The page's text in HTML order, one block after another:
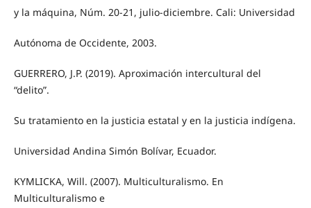
y la máquina, Núm. 20-21, julio-diciembre. Cali: Universidad
Autónoma de Occidente, 2003.
GUERRERO, J.P. (2019). Aproximación intercultural del
“delito”.
Su tratamiento en la justicia estatal y en la justicia indígena.
Universidad Andina Simón Bolívar, Ecuador.
KYMLICKA, Will. (2007). Multiculturalismo. En
Multiculturalismo e